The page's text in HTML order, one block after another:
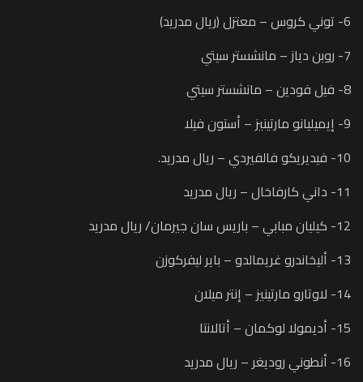
6- توني كروس – معتزل (ريال مدريد)
7- روبن دياز – مانشستر سيتي
8- فيل فودين – مانشستر سيتي
9- إيميليانو مارتينيز – أستون فيلا
10- فيديريكو فالفيردي – ريال مدريد.
11- داني كارفاخال – ريال مدريد
12- كيليان مبابي – باريس سان جيرمان/ ريال مدريد
13- أليخاندرو غريمالدو – باير ليفركوزن
14- لاوتارو مارتينيز – إنتر ميلان
15- أديمولا لوكمان – أتالانتا
16- أنطوني روديغر – ريال مدريد